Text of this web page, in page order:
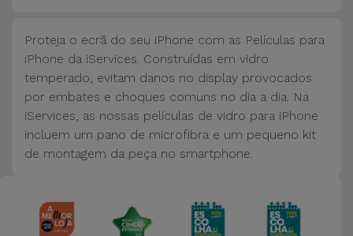
Auto e
Bicicleta
Acessórios
de
Computador
iPad e
Tablet
Proteja o ecrã do seu iPhone com as Películas para
iPhone da iServices. Construídas em vidro
temperado, evitam danos no display provocados
por embates e choques comuns no dia a dia. Na
iServices, as nossas películas de vidro para iPhone
incluem um pano de microfibra e um pequeno kit
de montagem da peça no smartphone.